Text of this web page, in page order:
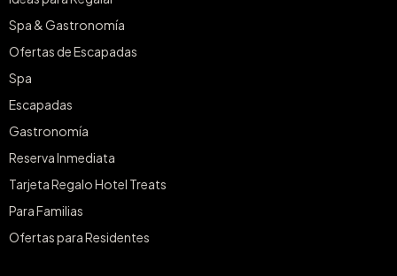
Spa & Gastronomía
Ofertas de Escapadas
Spa
Escapadas
Gastronomía
Reserva Inmediata
Tarjeta Regalo Hotel Treats
Para Familias
Ofertas para Residentes